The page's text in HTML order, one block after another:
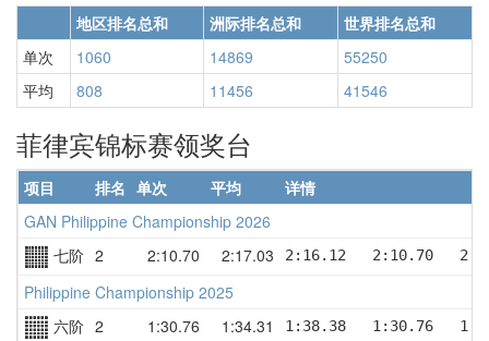
地区排名总和 洲际排名总和
世界排名总和
单次
1060 14869
55250
平均
808 11456 41546
菲律宾锦标赛领奖台
项目 排名 单次 平均
详情
GAN Philippine Championship 2026
七阶 2 2:10.70 2:17.03 2:16.12   2:10.70
Philippine Championship 2025
六阶 2 1:30.76 1:34.31 1:38.38   1:30.76